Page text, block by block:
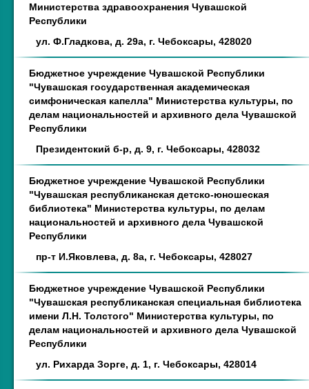
Министерства здравоохранения Чувашской
Республики
ул. Ф.Гладкова, д. 29а, г. Чебоксары, 428020
Бюджетное учреждение Чувашской Республики
"Чувашская государственная академическая
симфоническая капелла" Министерства культуры, по
делам национальностей и архивного дела Чувашской
Республики
Президентский б-р, д. 9, г. Чебоксары, 428032
Бюджетное учреждение Чувашской Республики
"Чувашская республиканская детско-юношеская
библиотека" Министерства культуры, по делам
национальностей и архивного дела Чувашской
Республики
пр-т И.Яковлева, д. 8а, г. Чебоксары, 428027
Бюджетное учреждение Чувашской Республики
"Чувашская республиканская специальная библиотека
имени Л.Н. Толстого" Министерства культуры, по
делам национальностей и архивного дела Чувашской
Республики
ул. Рихарда Зорге, д. 1, г. Чебоксары, 428014